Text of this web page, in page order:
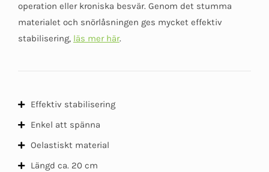
operation eller kroniska besvär. Genom det stumma
materialet och snörlåsningen ges mycket effektiv
stabilisering, läs mer här.
Effektiv stabilisering
Enkel att spänna
Oelastiskt material
Längd ca. 20 cm